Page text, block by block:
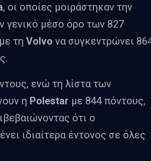
, οι οποίες μοιράστηκαν την
γενικό μέσο όρο των 827
τη Volvo να συγκεντρώνει
ενώ τη λίστα των
η Polestar με 844 πόντους,
ότι ο
ιδιαίτερα έντονος σε όλες